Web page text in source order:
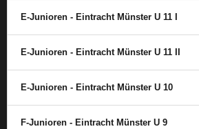
E-Junioren - Eintracht Münster U 11 I
E-Junioren - Eintracht Münster U 11 II
E-Junioren - Eintracht Münster U 10
F-Junioren - Eintracht Münster U 9